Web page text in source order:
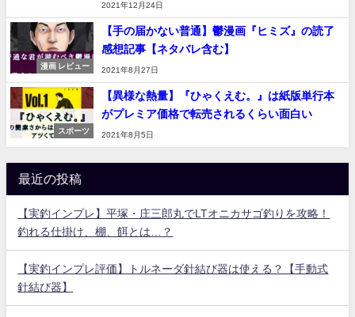
2021年12月24日
漫画 レビュー
【手の届かない普通】鬱漫画『ヒミズ』の読了
感想記事【ネタバレ含む】
2021年8月27日
スポーツ
【異様な熱量】『ひゃくえむ。』は紙版単行本
がプレミア価格で転売されるくらい面白い
2021年8月5日
最近の投稿
【実釣インプレ】平塚・庄三郎丸でLTオニカサゴ釣りを攻略！
釣れる仕掛け、棚、餌とは…？
【実釣インプレ評価】トルネーダ針結び器は使える？【手動式
針結び器】